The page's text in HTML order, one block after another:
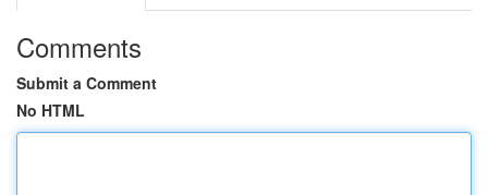
Comments
Submit a Comment
No HTML